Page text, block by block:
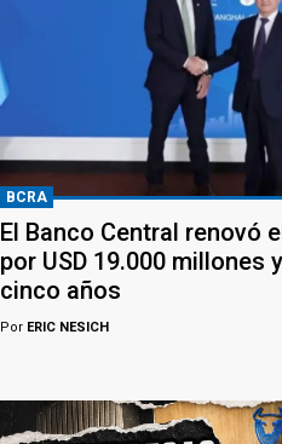
BCRA
El Banco Central renovó
por USD 19.000 millones
cinco años
Por ERIC NESICH